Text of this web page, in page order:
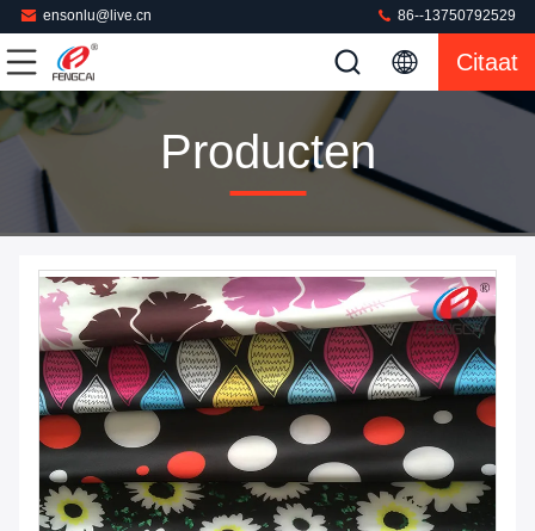
ensonlu@live.cn 86--13750792529
Citaat
Producten